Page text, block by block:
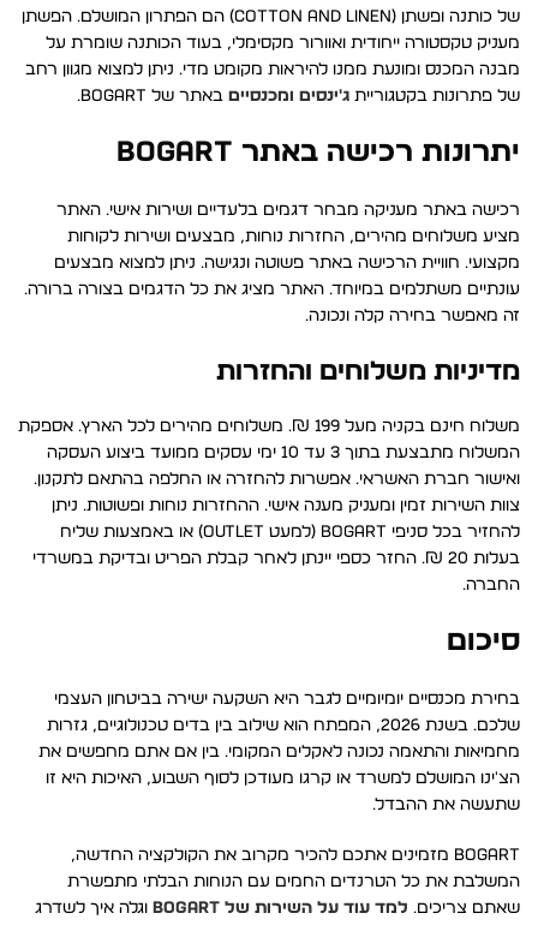
של כותנה ופשתן (Cotton and Linen) הם הפתרון המושלם. הפשתן
מעניק טקסטורה ייחודית ואוורור מקסימלי, בעוד הכותנה שומרת על
מבנה המכנס ומונעת ממנו להיראות מקומט מדי. ניתן למצוא מגוון רחב
של פתרונות בקטגוריית ג'ינסים ומכנסיים באתר של BOGART.
יתרונות רכישה באתר BOGART
רכישה באתר מעניקה מבחר דגמים בלעדיים ושירות אישי. האתר
מציע משלוחים מהירים, החזרות נוחות, מבצעים ושירות לקוחות
מקצועי. חוויית הרכישה באתר פשוטה ונגישה. ניתן למצוא מבצעים
עונתיים משתלמים במיוחד. האתר מציג את כל הדגמים בצורה ברורה.
זה מאפשר בחירה קלה ונכונה.
מדיניות משלוחים והחזרות
משלוח חינם בקניה מעל 199 ₪. משלוחים מהירים לכל הארץ. אספקת
המשלוח מתבצעת בתוך 3 עד 10 ימי עסקים ממועד ביצוע העסקה
ואישור חברת האשראי. אפשרות להחזרה או החלפה בהתאם לתקנון.
צוות השירות זמין ומעניק מענה אישי. ההחזרות נוחות ופשוטות. ניתן
להחזיר בכל סניפי BOGART (למעט OUTLET) או באמצעות שליח
בעלות 20 ₪. החזר כספי יינתן לאחר קבלת הפריט ובדיקת במשרדי
החברה.
סיכום
בחירת מכנסיים יומיומיים לגבר היא השקעה ישירה בביטחון העצמי
שלכם. בשנת 2026, המפתח הוא שילוב בין בדים טכנולוגיים, גזרות
מחמיאות והתאמה נכונה לאקלים המקומי. בין אם אתם מחפשים את
הצ'ינו המושלם למשרד או קרגו מעודכן לסוף השבוע, האיכות היא זו
שתעשה את ההבדל.
BOGART מזמינים אתכם להכיר מקרוב את הקולקציה החדשה,
המשלבת את כל הטרנדים החמים עם הנוחות הבלתי מתפשרת
שאתם צריכים. למד עוד על השירות של BOGART
וגלה איך לשדרג